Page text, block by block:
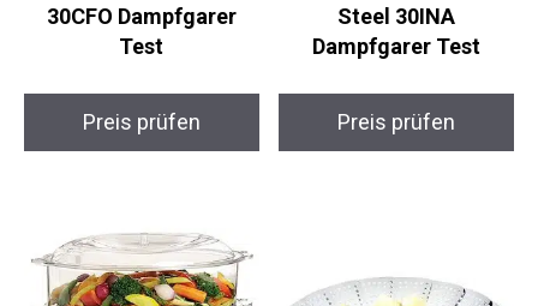
30CFO Dampfgarer
Test
Preis prüfen
Steel 30INA
Dampfgarer Test
Preis prüfen